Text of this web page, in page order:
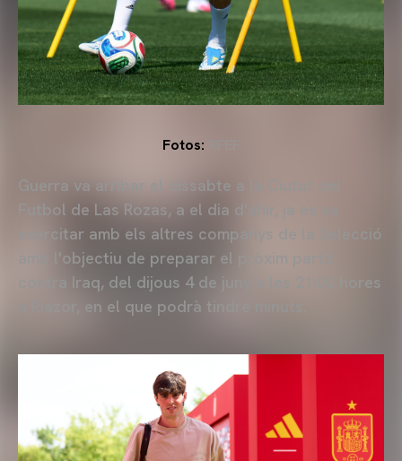
Fotos:
Guerra va arribar el dissabte a la Ciutat del
Futbol de Las Rozas, a el dia d'ahir, ja es va
exercitar amb els altres companys de la Selecció
amb l'objectiu de preparar el pròxim partit
contra Iraq, del dijous 4 de juny a les 21:00 hores
a Riazor, en el que podrà tindre minuts.